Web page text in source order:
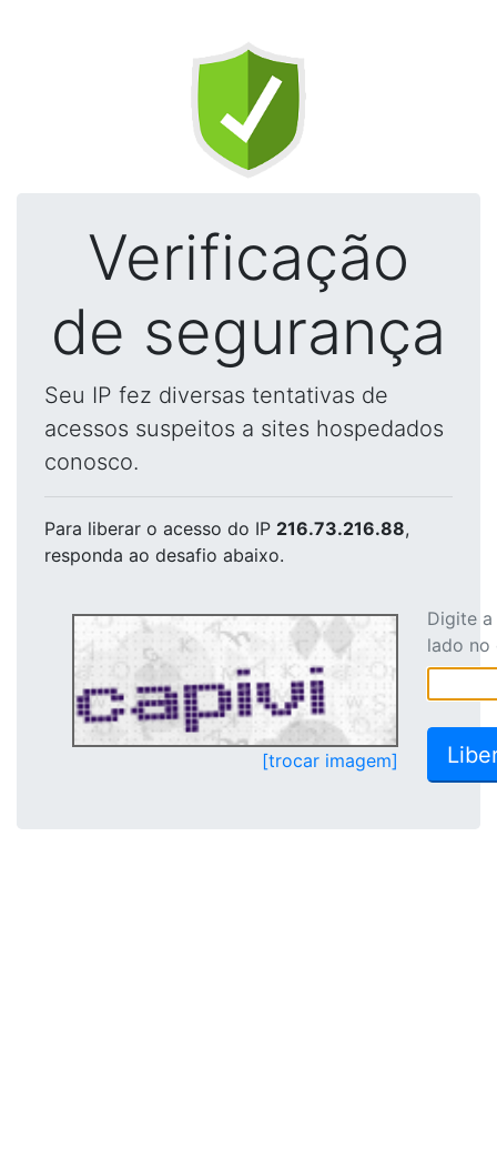
Verificação
de segurança
Seu IP fez diversas tentativas de
acessos suspeitos a sites hospedados
conosco.
Para liberar o acesso do IP 216.73.216.88,
responda ao desafio abaixo.
[trocar imagem]
Digite
lado no